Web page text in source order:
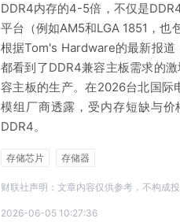
DDR4内存的4-5倍，不仅是
平台（例如AM5和LGA 1851，也
根据Tom's Hardware的最新报道
都看到了DDR4兼容主板需求的
容主板的生产。在2026台北国际
模组厂商透露，受内存短缺与
DDR4。
存储芯片 存储器
财联社声明：文章内容仅供参考，不构成
2026-06-05 10:27:36